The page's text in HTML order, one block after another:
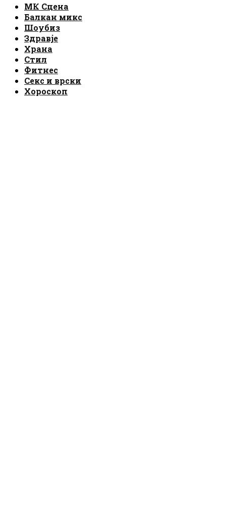
МК Сцена
Балкан микс
Шоубиз
Здравје
Храна
Стил
Фитнес
Секс и врски
Хороскоп